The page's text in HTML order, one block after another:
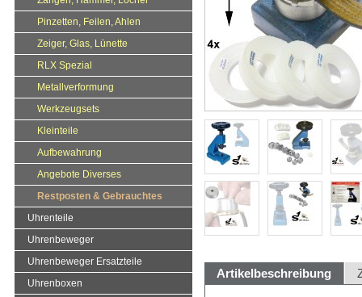
Artikelbeschreibung
Pinzetten, Feilen, Ahlen
Zeiger, Glas, Lünette
RLX Spezial
Metallverformung
Werkzeugsets
Kleinteile
Aufbewahrung
Angebote Diverses
Restposten & Gebrauchtes
Uhrenteile
Uhrenbeweger
Uhrenbeweger Ersatzteile
Uhrenboxen